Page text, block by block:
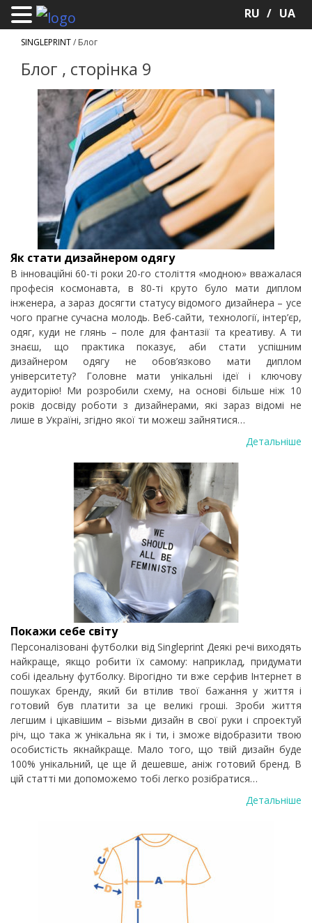
RU UA
SINGLEPRINT/ Блог
Блог , сторінка 9
Як стати дизайнером одягу
В інноваційні 60-ті роки 20-го століття «модною» вважалася
професія космонавта, в 80-ті круто було мати диплом
інженера, а зараз досягти статусу відомого дизайнера – усе
чого прагне сучасна молодь. Веб-сайти, технології, інтер’єр,
одяг, куди не глянь – поле для фантазії та креативу. А ти
знаєш, що практика показує, аби стати успішним
дизайнером одягу не обов’язково мати диплом
університету? Головне мати унікальні ідеї і ключову
аудиторію! Ми розробили схему, на основі більше ніж 10
років досвіду роботи з дизайнерами, які зараз відомі не
лише в Україні, згідно якої ти можеш зайнятися…
Детальніше
Покажи себе світу
Персоналізовані футболки від Singleprint Деякі речі виходять
найкраще, якщо робити їх самому: наприклад, придумати
собі ідеальну футболку. Вірогідно ти вже серфив Інтернет в
пошуках бренду, який би втілив твої бажання у життя і
готовий був платити за це великі гроші. Зроби життя
легшим і цікавішим – візьми дизайн в свої руки і спроектуй
річ, що така ж унікальна як і ти, і зможе відобразити твою
особистість якнайкраще. Мало того, що твій дизайн буде
100% унікальний, це ще й дешевше, аніж готовий бренд. В
цій статті ми допоможемо тобі легко розібратися…
Детальніше